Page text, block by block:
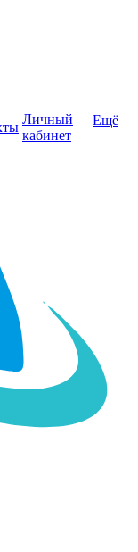
Личный
кабинет
Ещё